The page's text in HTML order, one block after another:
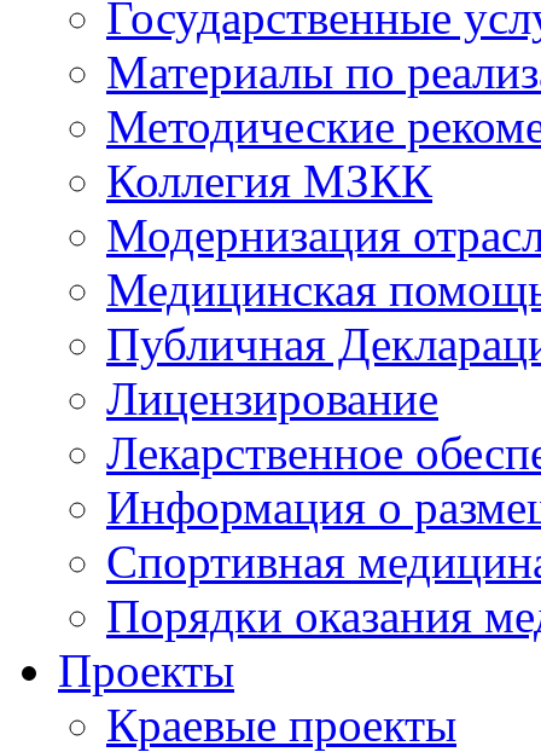
Государственные
Материалы по
Методические
Коллегия МЗКК
Модернизация
Медицинская
Публичная
Лицензирование
Лекарственное
Информация о
Спортивная
Порядки оказания
Проекты
Краевые проекты